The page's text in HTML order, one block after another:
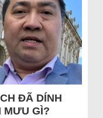
ĐÃ DÍNH
MƯU GÌ?